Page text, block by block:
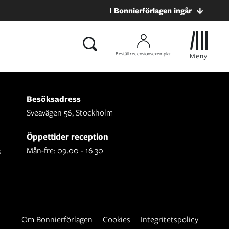
I Bonnierförlagen ingår
Beställ recensionsexemplar Meny
Besöksadress
Sveavägen 56, Stockholm
Öppettider reception
Mån-fre: 09.00 - 16.30
Om Bonnierförlagen Cookies Integritetspolicy